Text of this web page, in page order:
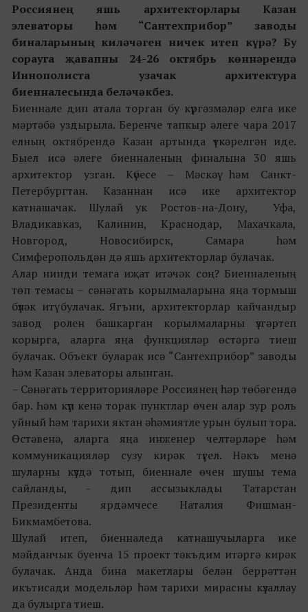
Россиянең яшь архитекторлары Казан
элеваторы һәм “Сантехприбор” заводы
биналарының киләчәген ничек итеп күрә? Бу
сорауга җавапны 24-26 октябрь көннәрендә
Иннополиста узачак архитектура
биенналесында беләчәкбез.
Биеннале дип атала торган бу күргәзмәләр елга ике
мәртәбә уздырыла. Беренче тапкыр әлеге чара 2017
елның октябрендә Казан артында үткәрелгән иде.
Быел исә әлеге биенналеның финалына 30 яшь
архитектор узган. Күбесе – Мәскәү һәм Санкт-
Петербургтан. Казаннан исә ике архитектор
катнашачак. Шулай ук Ростов-на-Дону, Уфа,
Владикавказ, Калинин, Краснодар, Махачкала,
Новгород, Новосибирск, Самара һәм
Симферопольдән дә яшь архитекторлар булачак.
Алар нинди темага иҗат итәчәк соң? Биенналеның
төп темасы – сәнәгать корылмаларына яңа тормыш
бүләк итү булачак. Ягъни, архитекторлар кайчандыр
завод ролен башкарган корылмаларны үзгәртеп
корырга, аларга яңа функцияләр өстәргә тиеш
булачак. Объект буларак исә “Сантехприбор” заводы
һәм Казан элеваторы алынган.
– Сәнәгать территорияләре Россиянең һәр төбәгендә
бар. Һәм күп кенә торак пунктлар өчен алар зур роль
уйный һәм тарихи яктан әһәмиятле урын булып тора.
Өстәвенә, аларга яңа инженер челтәрләре һәм
коммуникацияләр сузу кирәк түгел. Нәкъ менә
шуларны күздә тотып, биеннале өчен шушы тема
сайланды, - дип ассызыклады Татарстан
Президенты ярдәмчесе Наталия Фишман-
Бикмамбетова.
Шулай итеп, биенналеда катнашучыларга ике
мәйданчык буенча 15 проект тәкъдим итәргә кирәк
булачак. Анда бина макетлары белән беррәттән
икътисади модельләр һәм тарихи мирасны күзаллау
да булырга тиеш.